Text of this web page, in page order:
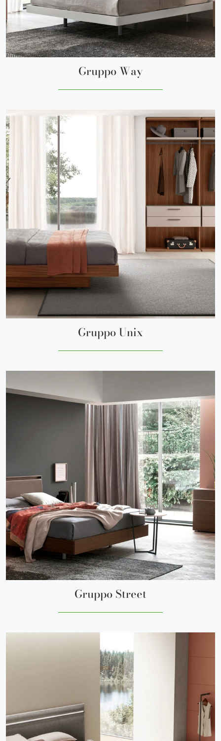
Gruppo Way
Gruppo Unix
Gruppo Street